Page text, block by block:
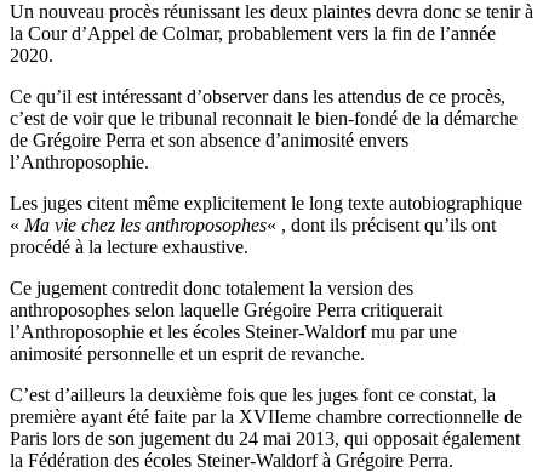
Un nouveau procès réunissant les deux plaintes devra donc se tenir à
la Cour d’Appel de Colmar, probablement vers la fin de l’année
2020.
Ce qu’il est intéressant d’observer dans les attendus de ce procès,
c’est de voir que le tribunal reconnait le bien-fondé de la démarche
de Grégoire Perra et son absence d’animosité envers
l’Anthroposophie.
Les juges citent même explicitement le long texte autobiographique
« Ma vie chez les anthroposophes« , dont ils précisent qu’ils ont
procédé à la lecture exhaustive.
Ce jugement contredit donc totalement la version des
anthroposophes selon laquelle Grégoire Perra critiquerait
l’Anthroposophie et les écoles Steiner-Waldorf mu par une
animosité personnelle et un esprit de revanche.
C’est d’ailleurs la deuxième fois que les juges font ce constat, la
première ayant été faite par la XVIIeme chambre correctionnelle de
Paris lors de son jugement du 24 mai 2013, qui opposait également
la Fédération des écoles Steiner-Waldorf à Grégoire Perra.